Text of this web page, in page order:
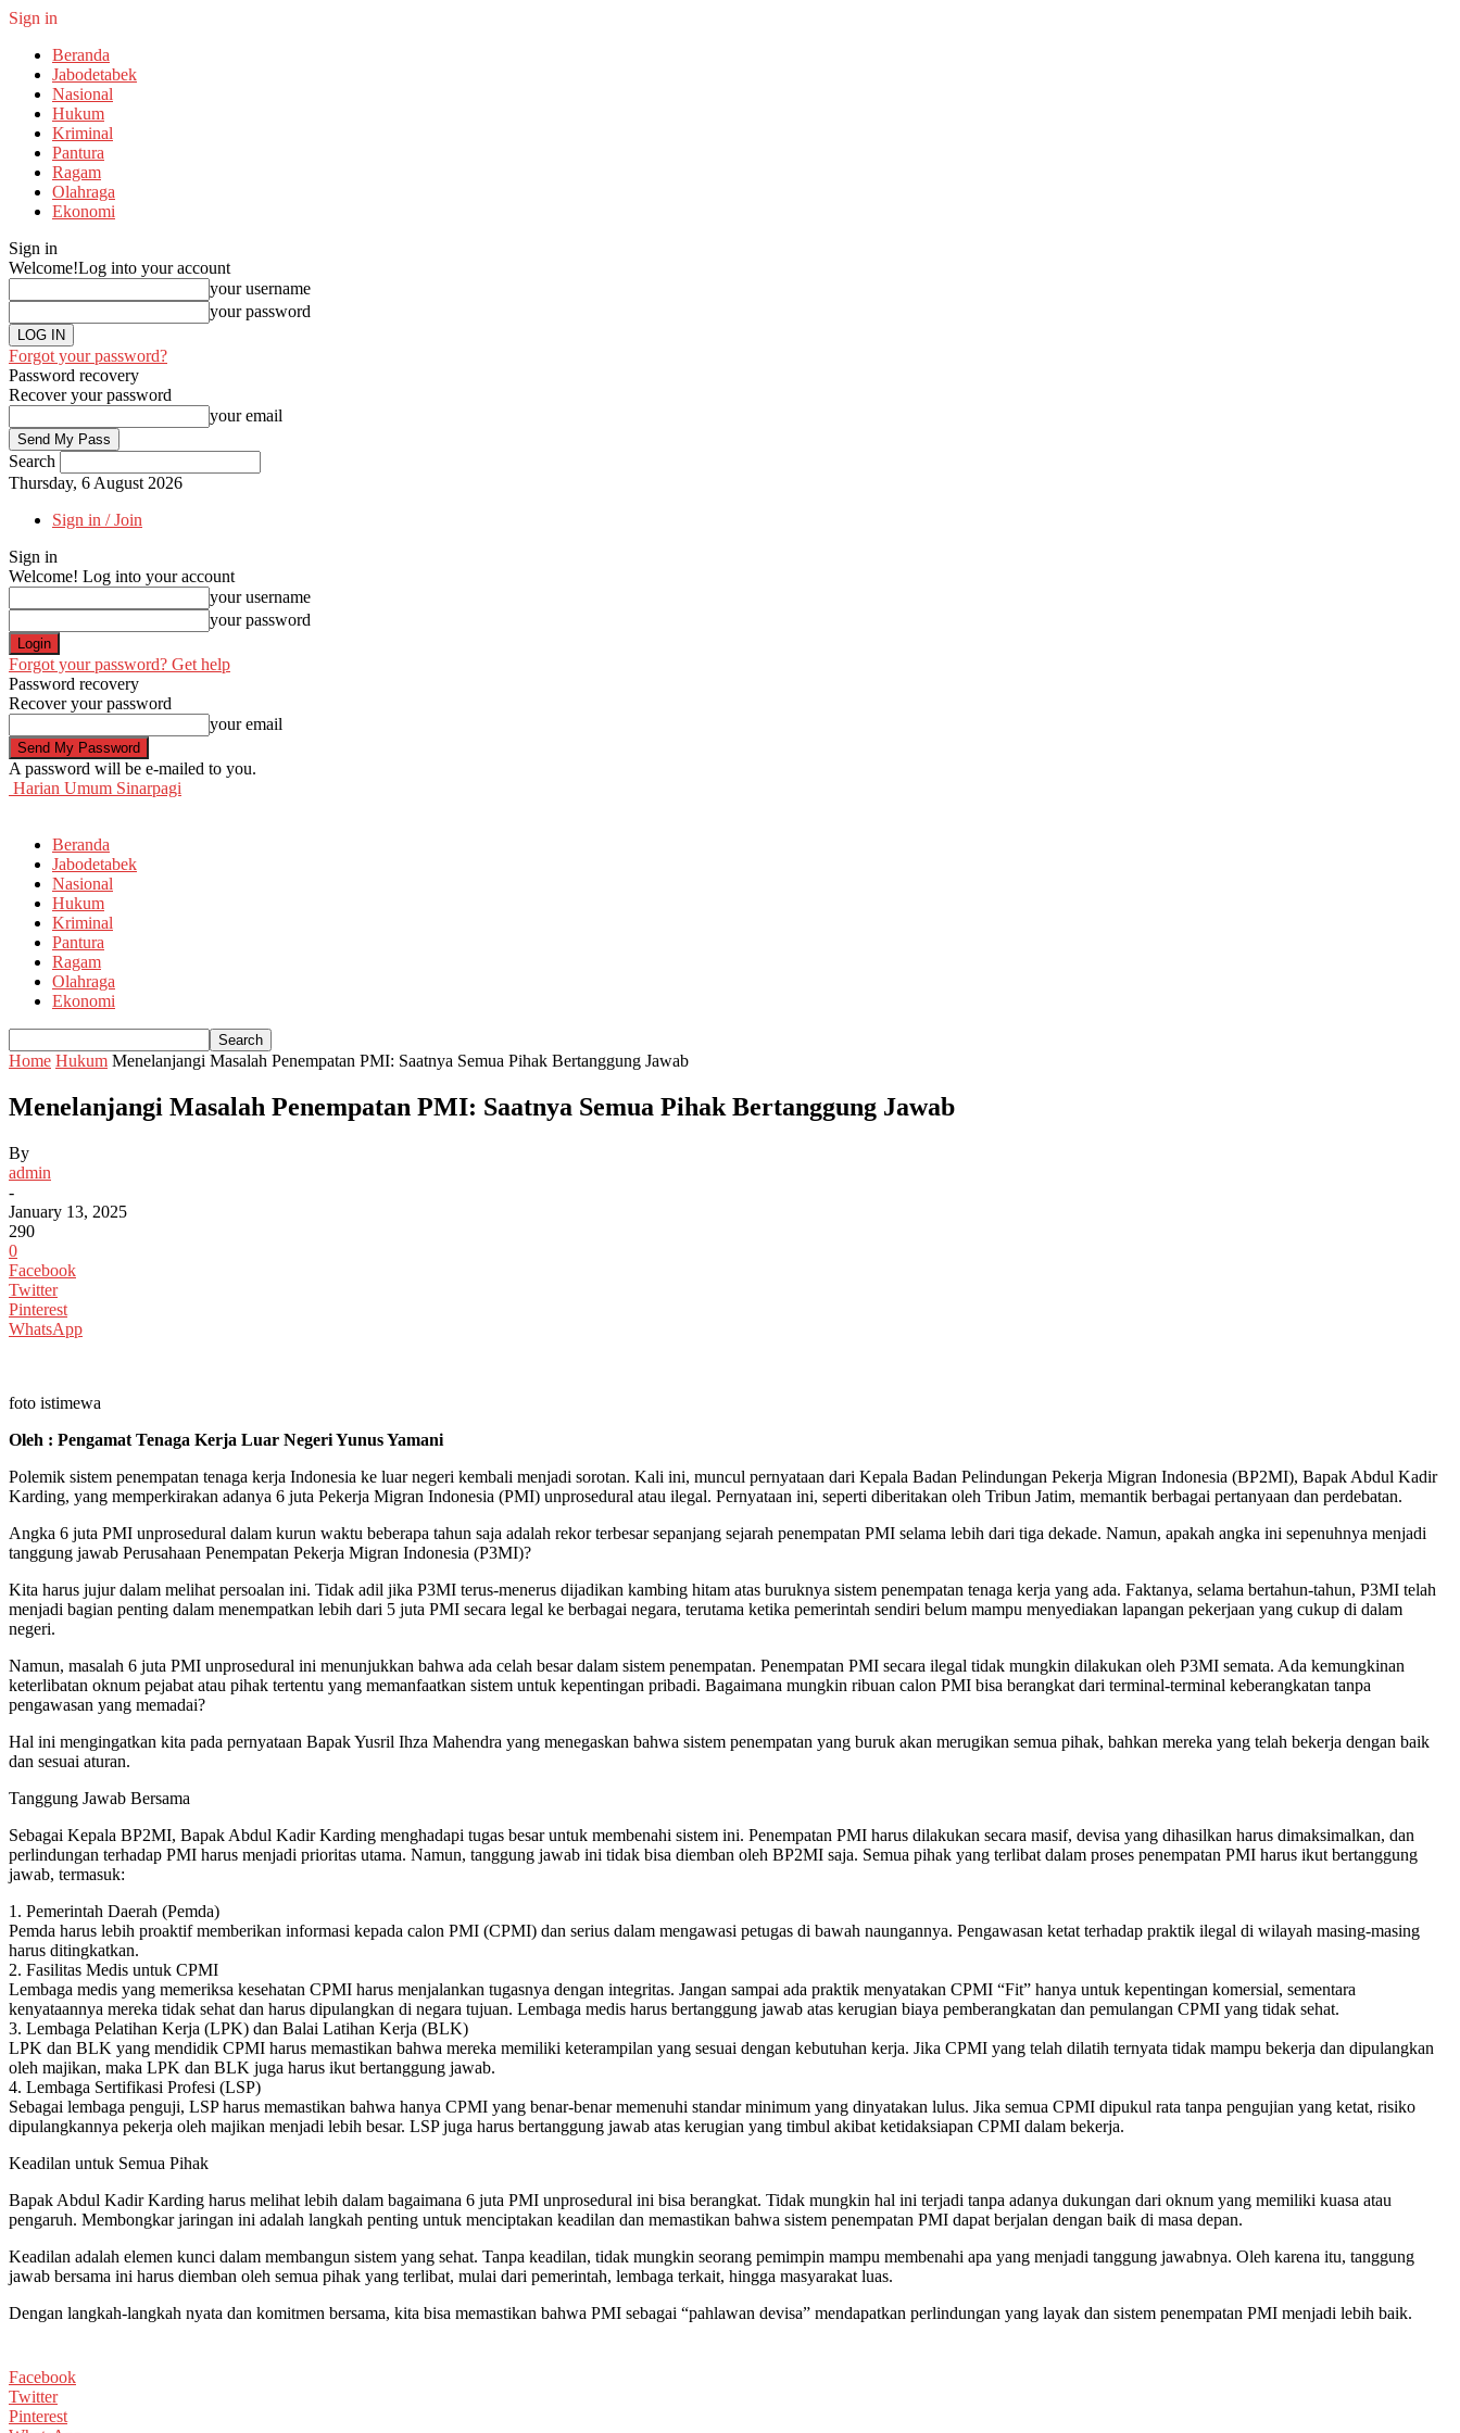
Sign in
Beranda
Jabodetabek
Nasional
Hukum
Kriminal
Pantura
Ragam
Olahraga
Ekonomi
Sign in
Welcome!Log into your account
your username
your password
Forgot your password?
Password recovery
Recover your password
your email
Search
Thursday, 6 August 2026
Sign in / Join
Sign in
Welcome! Log into your account
your username
your password
Forgot your password? Get help
Password recovery
Recover your password
your email
A password will be e-mailed to you.
Harian Umum Sinarpagi
Beranda
Jabodetabek
Nasional
Hukum
Kriminal
Pantura
Ragam
Olahraga
Ekonomi
Home Hukum Menelanjangi Masalah Penempatan PMI: Saatnya Semua Pihak Bertanggung Jawab
Menelanjangi Masalah Penempatan PMI: Saatnya Semua Pihak Bertanggung Jawab
By
admin
-
January 13, 2025
290
0
Facebook
Twitter
Pinterest
WhatsApp
foto istimewa
Oleh : Pengamat Tenaga Kerja Luar Negeri Yunus Yamani
Polemik sistem penempatan tenaga kerja Indonesia ke luar negeri kembali menjadi sorotan. Kali ini, muncul pernyataan dari Kepala Badan Pelindungan Pekerja Migran Indonesia (BP2MI), Bapak Abdul Kadir
Karding, yang memperkirakan adanya 6 juta Pekerja Migran Indonesia (PMI) unprosedural atau ilegal. Pernyataan ini, seperti diberitakan oleh Tribun Jatim, memantik berbagai pertanyaan dan perdebatan.
Angka 6 juta PMI unprosedural dalam kurun waktu beberapa tahun saja adalah rekor terbesar sepanjang sejarah penempatan PMI selama lebih dari tiga dekade. Namun, apakah angka ini sepenuhnya menjadi
tanggung jawab Perusahaan Penempatan Pekerja Migran Indonesia (P3MI)?
Kita harus jujur dalam melihat persoalan ini. Tidak adil jika P3MI terus-menerus dijadikan kambing hitam atas buruknya sistem penempatan tenaga kerja yang ada. Faktanya, selama bertahun-tahun, P3MI telah
menjadi bagian penting dalam menempatkan lebih dari 5 juta PMI secara legal ke berbagai negara, terutama ketika pemerintah sendiri belum mampu menyediakan lapangan pekerjaan yang cukup di dalam
negeri.
Namun, masalah 6 juta PMI unprosedural ini menunjukkan bahwa ada celah besar dalam sistem penempatan. Penempatan PMI secara ilegal tidak mungkin dilakukan oleh P3MI semata. Ada kemungkinan
keterlibatan oknum pejabat atau pihak tertentu yang memanfaatkan sistem untuk kepentingan pribadi. Bagaimana mungkin ribuan calon PMI bisa berangkat dari terminal-terminal keberangkatan tanpa
pengawasan yang memadai?
Hal ini mengingatkan kita pada pernyataan Bapak Yusril Ihza Mahendra yang menegaskan bahwa sistem penempatan yang buruk akan merugikan semua pihak, bahkan mereka yang telah bekerja dengan baik
dan sesuai aturan.
Tanggung Jawab Bersama
Sebagai Kepala BP2MI, Bapak Abdul Kadir Karding menghadapi tugas besar untuk membenahi sistem ini. Penempatan PMI harus dilakukan secara masif, devisa yang dihasilkan harus dimaksimalkan, dan
perlindungan terhadap PMI harus menjadi prioritas utama. Namun, tanggung jawab ini tidak bisa diemban oleh BP2MI saja. Semua pihak yang terlibat dalam proses penempatan PMI harus ikut bertanggung
jawab, termasuk:
1. Pemerintah Daerah (Pemda)
Pemda harus lebih proaktif memberikan informasi kepada calon PMI (CPMI) dan serius dalam mengawasi petugas di bawah naungannya. Pengawasan ketat terhadap praktik ilegal di wilayah masing-masing
harus ditingkatkan.
2. Fasilitas Medis untuk CPMI
Lembaga medis yang memeriksa kesehatan CPMI harus menjalankan tugasnya dengan integritas. Jangan sampai ada praktik menyatakan CPMI “Fit” hanya untuk kepentingan komersial, sementara
kenyataannya mereka tidak sehat dan harus dipulangkan di negara tujuan. Lembaga medis harus bertanggung jawab atas kerugian biaya pemberangkatan dan pemulangan CPMI yang tidak sehat.
3. Lembaga Pelatihan Kerja (LPK) dan Balai Latihan Kerja (BLK)
LPK dan BLK yang mendidik CPMI harus memastikan bahwa mereka memiliki keterampilan yang sesuai dengan kebutuhan kerja. Jika CPMI yang telah dilatih ternyata tidak mampu bekerja dan dipulangkan
oleh majikan, maka LPK dan BLK juga harus ikut bertanggung jawab.
4. Lembaga Sertifikasi Profesi (LSP)
Sebagai lembaga penguji, LSP harus memastikan bahwa hanya CPMI yang benar-benar memenuhi standar minimum yang dinyatakan lulus. Jika semua CPMI dipukul rata tanpa pengujian yang ketat, risiko
dipulangkannya pekerja oleh majikan menjadi lebih besar. LSP juga harus bertanggung jawab atas kerugian yang timbul akibat ketidaksiapan CPMI dalam bekerja.
Keadilan untuk Semua Pihak
Bapak Abdul Kadir Karding harus melihat lebih dalam bagaimana 6 juta PMI unprosedural ini bisa berangkat. Tidak mungkin hal ini terjadi tanpa adanya dukungan dari oknum yang memiliki kuasa atau
pengaruh. Membongkar jaringan ini adalah langkah penting untuk menciptakan keadilan dan memastikan bahwa sistem penempatan PMI dapat berjalan dengan baik di masa depan.
Keadilan adalah elemen kunci dalam membangun sistem yang sehat. Tanpa keadilan, tidak mungkin seorang pemimpin mampu membenahi apa yang menjadi tanggung jawabnya. Oleh karena itu, tanggung
jawab bersama ini harus diemban oleh semua pihak yang terlibat, mulai dari pemerintah, lembaga terkait, hingga masyarakat luas.
Dengan langkah-langkah nyata dan komitmen bersama, kita bisa memastikan bahwa PMI sebagai “pahlawan devisa” mendapatkan perlindungan yang layak dan sistem penempatan PMI menjadi lebih baik.
Facebook
Twitter
Pinterest